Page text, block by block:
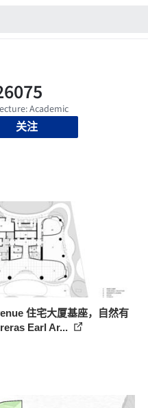
关注
住宅大厦基座，自然有
Earl Ar...